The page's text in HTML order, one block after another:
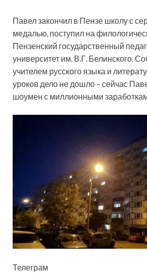
Павел закончил в Пензе школу с
медалью, поступил на
Пензенский государственный
университет им. В.Г. Белинского.
учителем русского языка и
уроков дело не дошло – сейчас
шоумен с миллионными
Телеграм